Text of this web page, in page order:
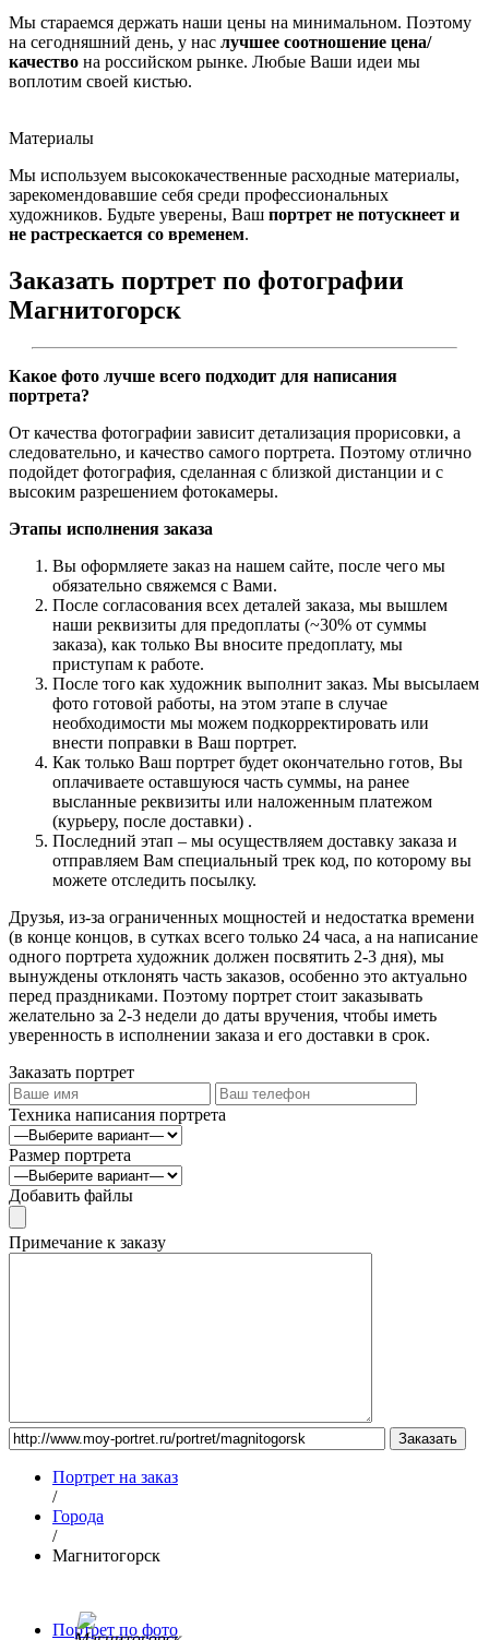
Мы стараемся держать наши цены на минимальном. Поэтому
на сегодняшний день, у нас лучшее соотношение цена/
качество на российском рынке. Любые Ваши идеи мы
воплотим своей кистью.
Материалы
Мы используем высококачественные расходные материалы,
зарекомендовавшие себя среди профессиональных
художников. Будьте уверены, Ваш портрет не потускнеет и
не растрескается со временем.
Заказать портрет по фотографии
Магнитогорск
Какое фото лучше всего подходит для написания
портрета?
От качества фотографии зависит детализация прорисовки, а
следовательно, и качество самого портрета. Поэтому отлично
подойдет фотография, сделанная с близкой дистанции и с
высоким разрешением фотокамеры.
Этапы исполнения заказа
Вы оформляете заказ на нашем сайте, после чего мы
обязательно свяжемся с Вами.
После согласования всех деталей заказа, мы вышлем
наши реквизиты для предоплаты (~30% от суммы
заказа), как только Вы вносите предоплату, мы
приступам к работе.
После того как художник выполнит заказ. Мы высылаем
фото готовой работы, на этом этапе в случае
необходимости мы можем подкорректировать или
внести поправки в Ваш портрет.
Как только Ваш портрет будет окончательно готов, Вы
оплачиваете оставшуюся часть суммы, на ранее
высланные реквизиты или наложенным платежом
(курьеру, после доставки) .
Последний этап – мы осуществляем доставку заказа и
отправляем Вам специальный трек код, по которому вы
можете отследить посылку.
Друзья, из-за ограниченных мощностей и недостатка времени
(в конце концов, в сутках всего только 24 часа, а на написание
одного портрета художник должен посвятить 2-3 дня), мы
вынуждены отклонять часть заказов, особенно это актуально
перед праздниками. Поэтому портрет стоит заказывать
желательно за 2-3 недели до даты вручения, чтобы иметь
уверенность в исполнении заказа и его доставки в срок.
Заказать портрет
Техника написания портрета
Размер портрета
Добавить файлы
Примечание к заказу
Портрет на заказ
/
Города
/
Магнитогорск
Портрет по фото